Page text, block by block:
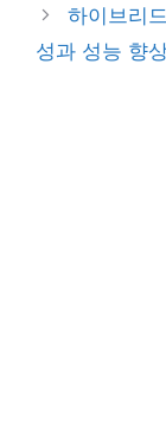
하이브리
성과 성능 향